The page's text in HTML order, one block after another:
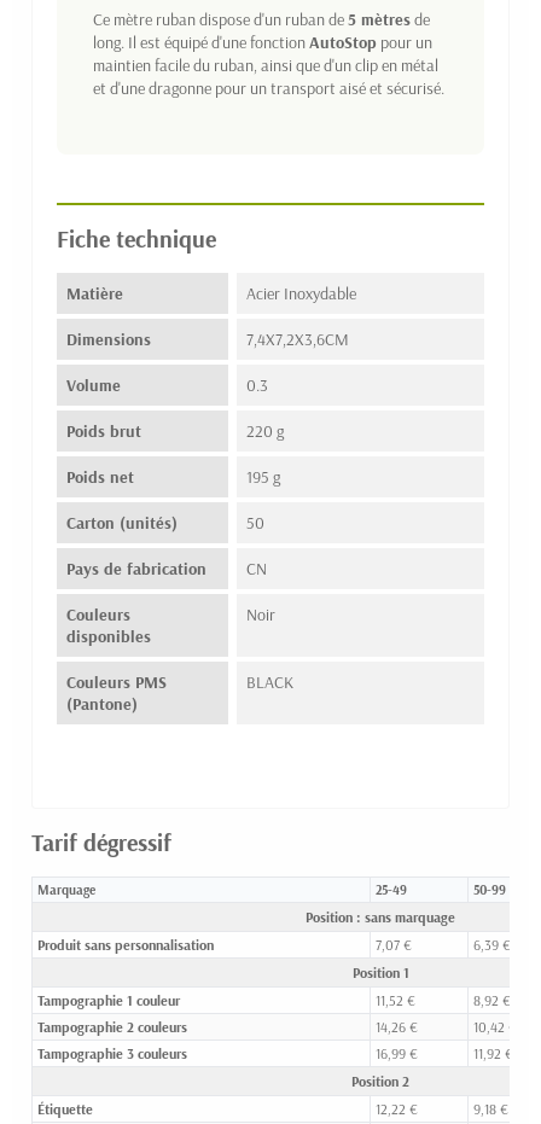
Ce mètre ruban dispose d'un ruban de5 mètresde
long. Il est équipé d'une fonctionAutoStop pour un
maintien facile du ruban, ainsi que d'un clip en métal
et d'une dragonne pour un transport aisé et sécurisé.
Fiche technique
Matière Acier Inoxydable
Dimensions 7,4X7,2X3,6CM
Volume 0.3
Poids brut 220 g
Poids net 195 g
Carton (unités) 50
Pays de fabrication CN
Couleurs
disponibles
Noir
Couleurs PMS
(Pantone)
BLACK
Tarif dégressif
Marquage 25-49 50-99
Position : sans marquage
Produit sans personnalisation
7,07 €
6,39 €
Position 1
Tampographie 1 couleur
11,52 €
8,92 €
Tampographie 2 couleurs
14,26 €
10,42 €
Tampographie 3 couleurs
16,99 €
11,92 €
Position 2
Étiquette
12,22 €
9,18 €